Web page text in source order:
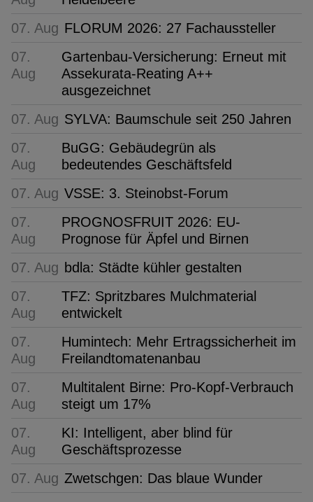
07. Aug FLORUM 2026: 27 Fachaussteller
07.
Aug
Gartenbau-Versicherung: Erneut mit
Assekurata-Reating A++
ausgezeichnet
07. Aug SYLVA: Baumschule seit 250 Jahren
07.
Aug
BuGG: Gebäudegrün als
bedeutendes Geschäftsfeld
07. Aug VSSE: 3. Steinobst-Forum
07.
Aug
PROGNOSFRUIT 2026: EU-
Prognose für Äpfel und Birnen
07. Aug bdla: Städte kühler gestalten
07.
Aug
TFZ: Spritzbares Mulchmaterial
entwickelt
07.
Aug
Humintech: Mehr Ertragssicherheit im
Freilandtomatenanbau
07.
Aug
Multitalent Birne: Pro-Kopf-Verbrauch
steigt um 17%
07.
Aug
KI: Intelligent, aber blind für
Geschäftsprozesse
07. Aug Zwetschgen: Das blaue Wunder